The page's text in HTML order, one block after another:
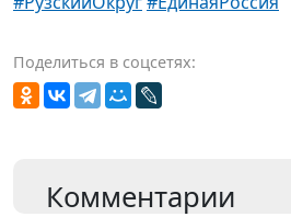
Поделиться в соцсетях:
Комментарии